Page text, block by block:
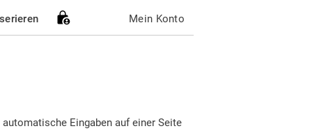
Mein Konto
Eingaben auf einer Seite